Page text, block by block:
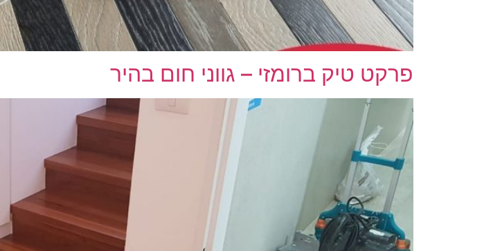
פרקט טיק ברומזי – גווני חום בהיר